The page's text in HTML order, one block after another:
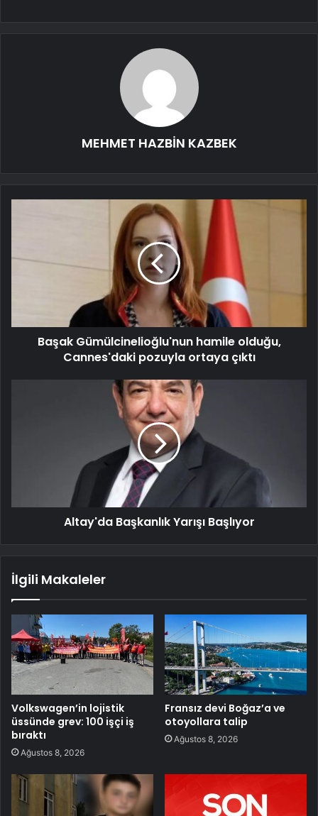
MEHMET HAZBİN KAZBEK
Başak Gümülcinelioğlu'nun hamile olduğu,
Cannes'daki pozuyla ortaya çıktı
Altay'da Başkanlık Yarışı Başlıyor
İlgili Makaleler
Volkswagen’in lojistik
üssünde grev: 100 işçi iş
bıraktı
Ağustos 8, 2026
Fransız devi Boğaz’a ve
otoyollara talip
Ağustos 8, 2026